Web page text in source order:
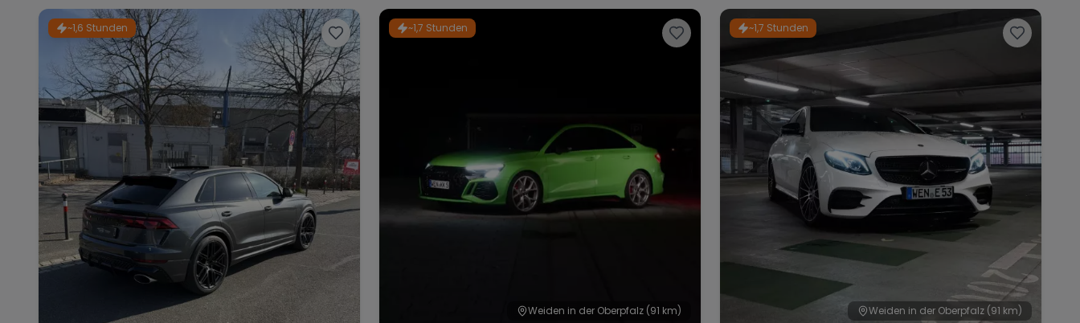
~1,6 Stunden ~1,7 Stunden
Weiden in der Oberpfalz (91 km)
~1,7 Stunden
Weiden in der Oberpfalz (91 km)